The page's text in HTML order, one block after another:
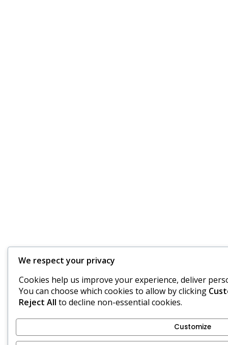
We respect your privacy
Cookies help us improve your experience, deliver
You can choose which cookies to allow by clicking
Reject All to decline non-essential cookies.
Customize